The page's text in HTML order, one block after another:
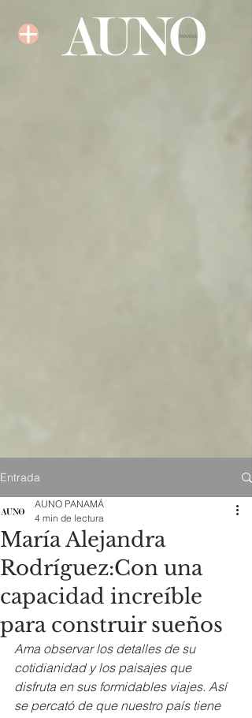
Entrada
María Alejandra
Rodríguez:Con una
capacidad increíble
para construir sueños
AUNO PANAMÁ
4 min de lectura
Ama observar los detalles de su
cotidianidad y los paisajes que
disfruta en sus formidables viajes. Así
se percató de que nuestro país tiene